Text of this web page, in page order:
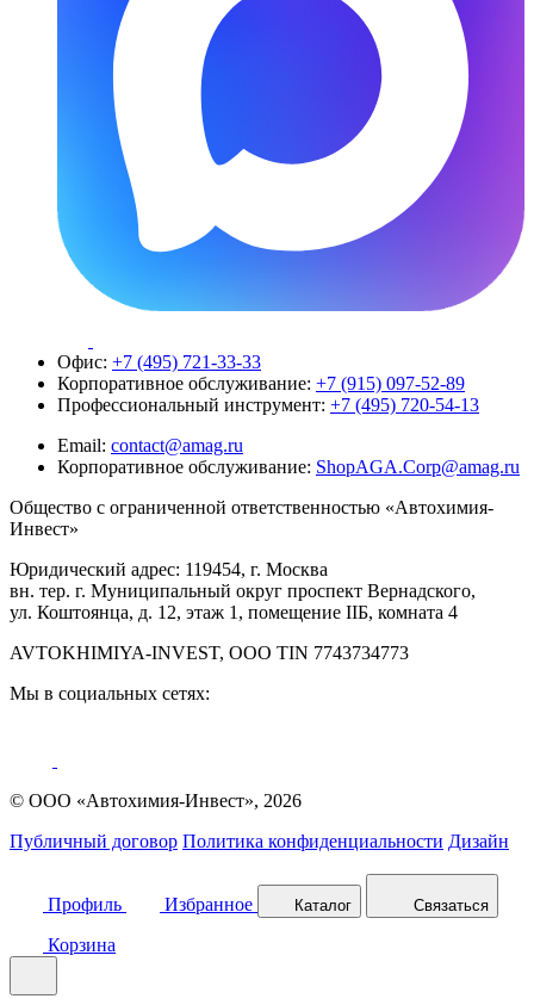
Офис: +7 (495) 721-33-33
Корпоративное обслуживание: +7 (915) 097-52-89
Профессиональный инструмент: +7 (495) 720-54-13
Email: contact@amag.ru
Корпоративное обслуживание: ShopAGA.Corp@amag.ru
Общество с ограниченной ответственностью «Автохимия-
Инвест»
Юридический адрес: 119454, г. Москва
вн. тер. г. Муниципальный округ проспект Вернадского,
ул. Коштоянца, д. 12, этаж 1, помещение IIБ, комната 4
AVTOKHIMIYA-INVEST, OOO TIN 7743734773
Мы в социальных сетях:
© ООО «Автохимия-Инвест», 2026
Публичный договор Политика конфиденциальности Дизайн
Профиль Избранное Каталог Связаться
Корзина